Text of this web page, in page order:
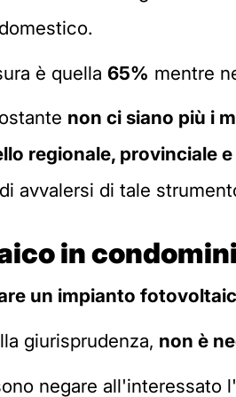
è quella 65% mentre
non ci siano più i
regionale, provinciale
avvalersi di tale
in
un impianto
giurisprudenza, non è
negare all'interessato